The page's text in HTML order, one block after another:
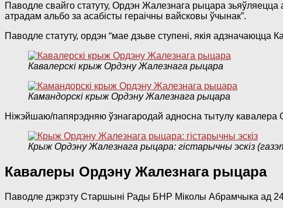
Паводле свайго статуту, Ордэн Жалезнага рыцара зьяўляецца
атрадам альбо за асабісты гераічны вайсковы ўчынак”.
Паводле статуту, ордэн “мае дзьве ступені, якія
Кавалерскі крыж Ордэну Жалезнага рыцара
Камандорскі крыж Ордэну Жалезнага рыцара
Ніжэйшаю/папярэдняю ўзнагародай адносна тытулу
Крыж Ордэну Жалезнага рыцара: гістарычны эскіз
Кавалеры Ордэну Жалезнага рыцара
Паводле дэкрэту Старшыні Рады БНР Міколы Абрамчыка ад 24